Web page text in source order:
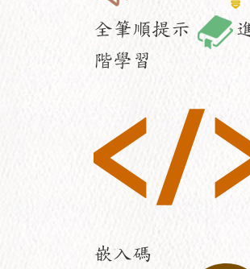
全筆順提示
階學習
嵌入碼